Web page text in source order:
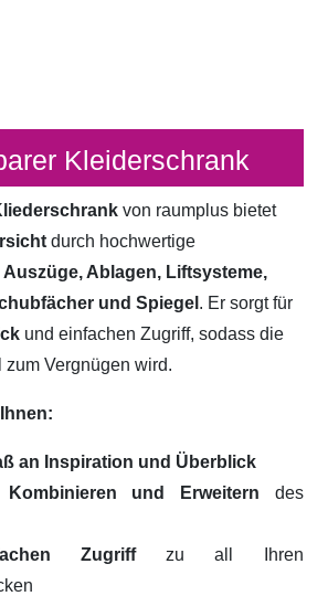
Kleiderschrank
von raumplus bietet
durch hochwertige
Auszüge, Ablagen, Liftsysteme,
und Spiegel . Er sorgt für
und einfachen Zugriff, sodass die
Vergnügen wird.
an Inspiration und Überblick
und Erweitern des
Zugriffzu all Ihren